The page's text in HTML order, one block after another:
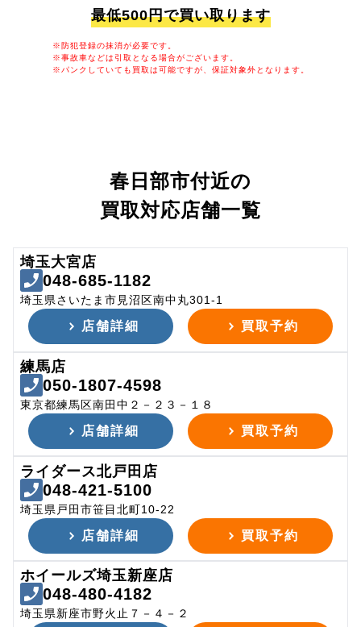
最低500円で買い取ります
※防犯登録の抹消が必要です。
※事故車などは引取となる場合がございます。
※パンクしていても買取は可能ですが、保証対象外となります。
春日部市付近の
買取対応店舗一覧
埼玉大宮店
048-685-1182
埼玉県さいたま市見沼区南中丸301-1
店舗詳細 買取予約
練馬店
050-1807-4598
東京都練馬区南田中２－２３－１８
店舗詳細 買取予約
ライダース北戸田店
048-421-5100
埼玉県戸田市笹目北町10-22
店舗詳細 買取予約
ホイールズ埼玉新座店
048-480-4182
埼玉県新座市野火止７－４－２